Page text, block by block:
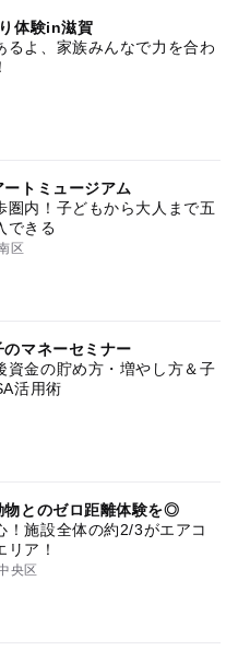
体験in滋賀
るよ、家族みんなで力を合わ
トミュージアム
圏内！子どもから大人まで五
できる
区
マネーセミナー
資金の貯め方・増やし方＆子
活用術
物とのゼロ距離体験を◎
！施設全体の約2/3がエアコ
リア！
央区